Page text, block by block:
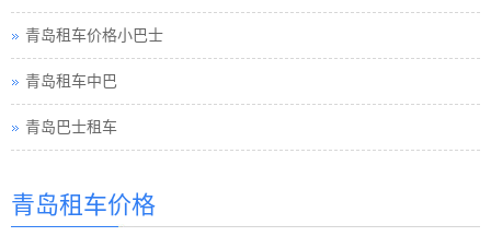
青岛租车价格小巴士
青岛租车中巴
青岛巴士租车
青岛租车须知小车
青岛租车价格